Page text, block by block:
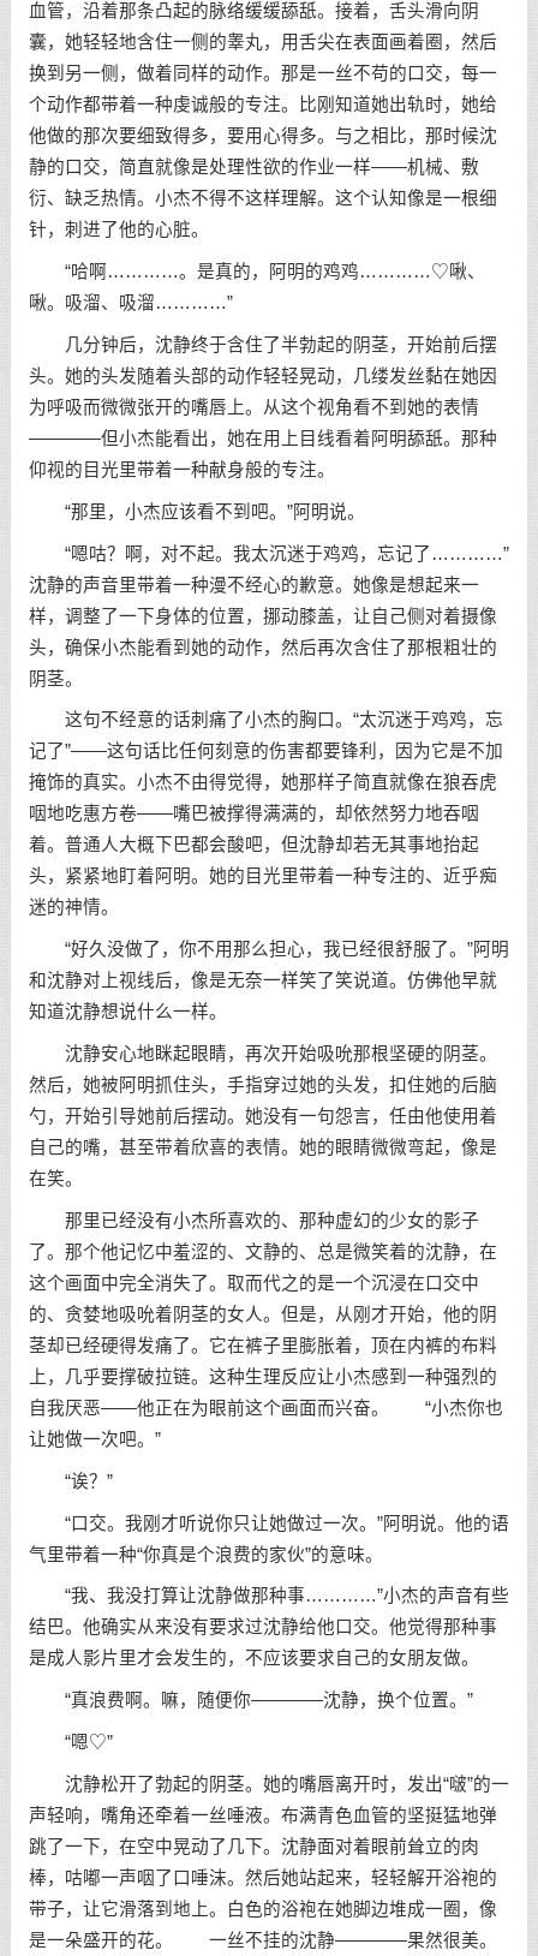
血管，沿着那条凸起的脉络缓缓舔舐。接着，舌头滑向阴
囊，她轻轻地含住一侧的睾丸，用舌尖在表面画着圈，然后
换到另一侧，做着同样的动作。那是一丝不苟的口交，每一
个动作都带着一种虔诚般的专注。比刚知道她出轨时，她给
他做的那次要细致得多，要用心得多。与之相比，那时候沈
静的口交，简直就像是处理性欲的作业一样——机械、敷
衍、缺乏热情。小杰不得不这样理解。这个认知像是一根细
针，刺进了他的心脏。
“哈啊…………。是真的，阿明的鸡鸡…………♡啾、
啾。吸溜、吸溜…………”
几分钟后，沈静终于含住了半勃起的阴茎，开始前后摆
头。她的头发随着头部的动作轻轻晃动，几缕发丝黏在她因
为呼吸而微微张开的嘴唇上。从这个视角看不到她的表情
————但小杰能看出，她在用上目线看着阿明舔舐。那种
仰视的目光里带着一种献身般的专注。
“那里，小杰应该看不到吧。”阿明说。
“嗯咕？啊，对不起。我太沉迷于鸡鸡，忘记了…………”
沈静的声音里带着一种漫不经心的歉意。她像是想起来一
样，调整了一下身体的位置，挪动膝盖，让自己侧对着摄像
头，确保小杰能看到她的动作，然后再次含住了那根粗壮的
阴茎。
这句不经意的话刺痛了小杰的胸口。“太沉迷于鸡鸡，忘
记了”——这句话比任何刻意的伤害都要锋利，因为它是不加
掩饰的真实。小杰不由得觉得，她那样子简直就像在狼吞虎
咽地吃惠方卷——嘴巴被撑得满满的，却依然努力地吞咽
着。普通人大概下巴都会酸吧，但沈静却若无其事地抬起
头，紧紧地盯着阿明。她的目光里带着一种专注的、近乎痴
迷的神情。
“好久没做了，你不用那么担心，我已经很舒服了。”阿明
和沈静对上视线后，像是无奈一样笑了笑说道。仿佛他早就
知道沈静想说什么一样。
沈静安心地眯起眼睛，再次开始吸吮那根坚硬的阴茎。
然后，她被阿明抓住头，手指穿过她的头发，扣住她的后脑
勺，开始引导她前后摆动。她没有一句怨言，任由他使用着
自己的嘴，甚至带着欣喜的表情。她的眼睛微微弯起，像是
在笑。
那里已经没有小杰所喜欢的、那种虚幻的少女的影子
了。那个他记忆中羞涩的、文静的、总是微笑着的沈静，在
这个画面中完全消失了。取而代之的是一个沉浸在口交中
的、贪婪地吸吮着阴茎的女人。但是，从刚才开始，他的阴
茎却已经硬得发痛了。它在裤子里膨胀着，顶在内裤的布料
上，几乎要撑破拉链。这种生理反应让小杰感到一种强烈的
自我厌恶——他正在为眼前这个画面而兴奋。 “小杰你也
让她做一次吧。”
“诶？”
“口交。我刚才听说你只让她做过一次。”阿明说。他的语
气里带着一种“你真是个浪费的家伙”的意味。
“我、我没打算让沈静做那种事…………”小杰的声音有些
结巴。他确实从来没有要求过沈静给他口交。他觉得那种事
是成人影片里才会发生的，不应该要求自己的女朋友做。
“真浪费啊。嘛，随便你————沈静，换个位置。”
“嗯♡”
沈静松开了勃起的阴茎。她的嘴唇离开时，发出“啵”的一
声轻响，嘴角还牵着一丝唾液。布满青色血管的坚挺猛地弹
跳了一下，在空中晃动了几下。沈静面对着眼前耸立的肉
棒，咕嘟一声咽了口唾沫。然后她站起来，轻轻解开浴袍的
带子，让它滑落到地上。白色的浴袍在她脚边堆成一圈，像
是一朵盛开的花。 一丝不挂的沈静————果然很美。